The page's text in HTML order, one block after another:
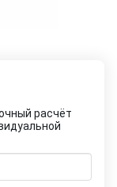
расчёт